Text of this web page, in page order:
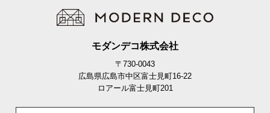
モダンデコ株式会社
〒730-0043
広島県広島市中区富士見町16-22
ロアール富士見町201